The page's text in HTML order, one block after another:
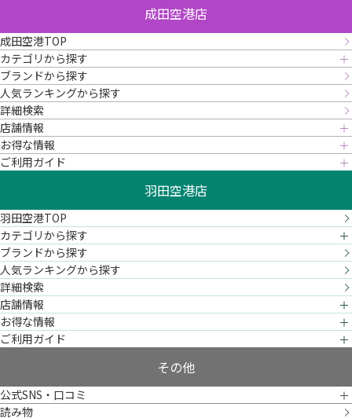
成田空港店
成田空港TOP
カテゴリから探す
ブランドから探す
人気ランキングから探す
詳細検索
店舗情報
お得な情報
ご利用ガイド
羽田空港店
羽田空港TOP
カテゴリから探す
ブランドから探す
人気ランキングから探す
詳細検索
店舗情報
お得な情報
ご利用ガイド
その他
公式SNS・口コミ
読み物